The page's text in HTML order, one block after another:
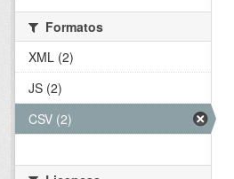
Formatos
XML (2)
JS (2)
CSV (2)